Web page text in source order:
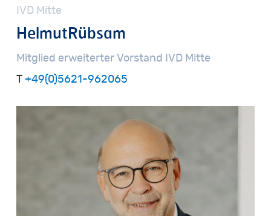
IVD Mitte
HelmutRübsam
Mitglied erweiterter Vorstand IVD Mitte
T +49(0)5621-962065